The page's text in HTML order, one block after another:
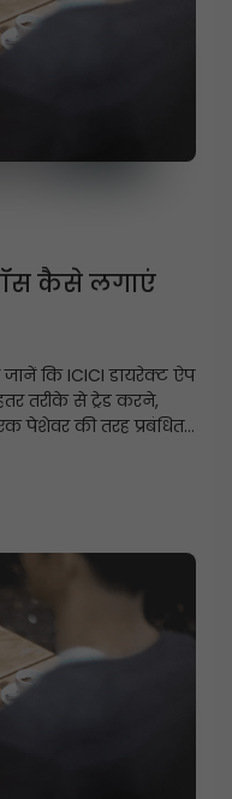
कैसे लगाएं
कि ICICI डायरेक्ट ऐप
तरीके से ट्रेड करने,
पेशेवर की तरह प्रबंधित